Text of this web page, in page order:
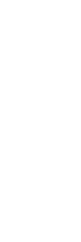
zaprosili za